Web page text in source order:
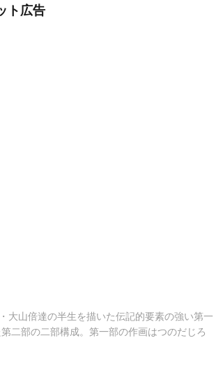
ト広告
大山倍達の半生を描いた伝記的要素の強い第一
二部の二部構成。第一部の作画はつのだじろ